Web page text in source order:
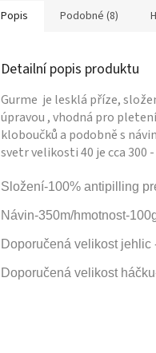
Popis Podobné (8)
Detailní popis produktu
Gurme je lesklá příze,
úpravou , vhodná pro
kloboučků a podobně s
svetr velikosti 40 je cca 300
Složení-100% antipilling
Návin-350m/hmotnost-
Doporučená velikost jehlic
Doporučená velikost